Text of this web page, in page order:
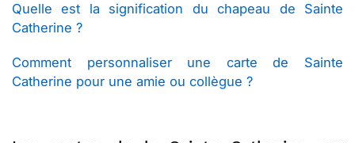
Quelle est la signification du chapeau de Sainte
Catherine ?
Comment personnaliser une carte de Sainte
Catherine pour une amie ou collègue ?